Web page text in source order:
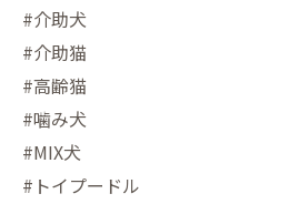
#介助犬
#介助猫
#高齢猫
#噛み犬
#MIX犬
#トイプードル